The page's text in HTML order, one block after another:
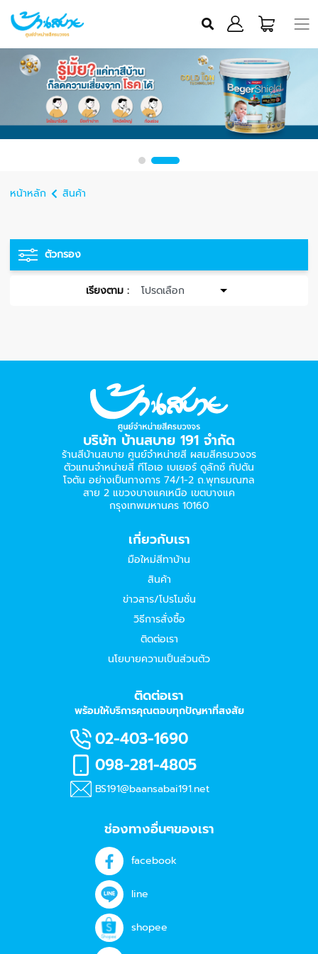
หน้าหลัก สินค้า
ตัวกรอง
เรียงตาม :
บริษัท บ้านสบาย 191 จำกัด
ร้านสีบ้านสบาย ศูนย์จำหน่ายสี ผสมสีครบวงจร
ตัวแทนจำหน่ายสี ทีโอเอ เบเยอร์​ ดูลักซ์ กัปตัน
โจตัน อย่างเป็นทางการ 74/1-2 ถ.พุทธมณฑล
สาย 2 แขวงบางแคเหนือ เขตบางแค
กรุงเทพมหานคร 10160
เกี่ยวกับเรา
มือใหม่สีทาบ้าน
สินค้า
ข่าวสาร/โปรโมชั่น
วิธีการสั่งซื้อ
ติดต่อเรา
นโยบายความเป็นส่วนตัว
ติดต่อเรา
พร้อมให้บริการคุณตอบทุกปัญหาที่สงสัย
02-403-1690
098-281-4805
BS191@baansabai191.net
ช่องทางอื่นๆของเรา
facebook
line
shopee